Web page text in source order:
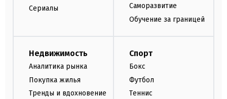
Сериалы
Саморазвитие
Обучение за границей
Недвижимость
Аналитика рынка
Покупка жилья
Тренды и вдохновение
Спорт
Бокс
Футбол
Теннис